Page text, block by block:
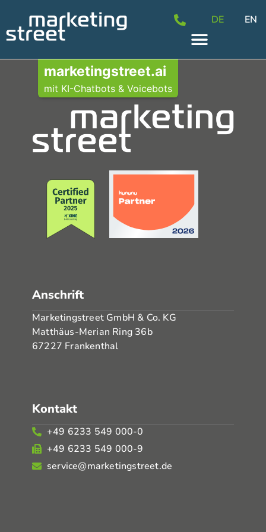
DE EN
marketingstreet.ai
mit KI-Chatbots & Voicebots
Anschrift
Marketingstreet GmbH & Co. KG
Matthäus-Merian Ring 36b
67227 Frankenthal
Kontakt
+49 6233 549 000-0
+49 6233 549 000-9
service@marketingstreet.de